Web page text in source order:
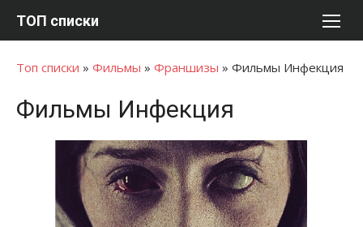
ТОП списки
Топ списки » Фильмы » Франшизы » Фильмы Инфекция
Фильмы Инфекция